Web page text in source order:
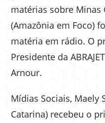
matérias sobre Minas
(Amazônia em Foco)
matéria em rádio. O
Presidente da
Arnour.
Mídias Sociais, Maely
Catarina) recebeu o